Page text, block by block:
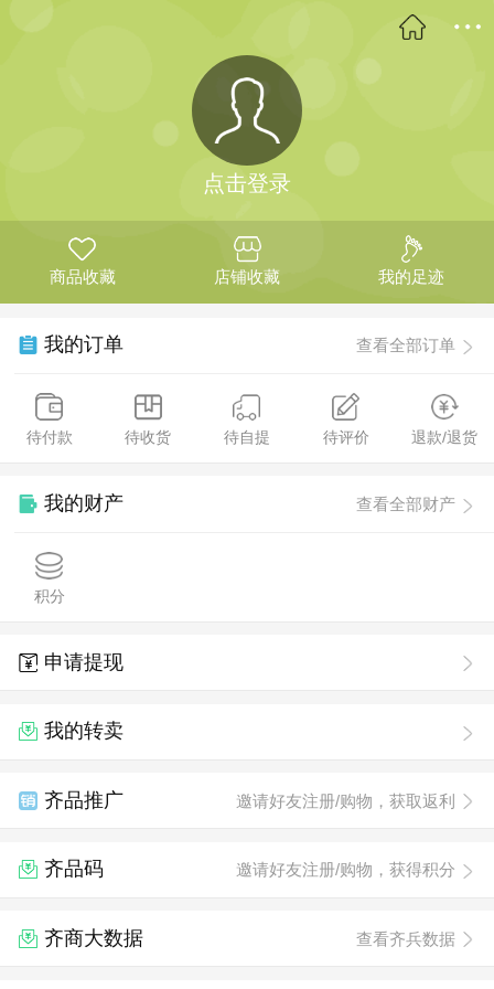
点击登录
商品收藏 店铺收藏 我的足迹
我的订单 查看全部订单
待付款 待收货 待自提 待评价 退款/退货
我的财产 查看全部财产
积分
申请提现
我的转卖
齐品推广 邀请好友注册/购物，获取返利
齐品码 邀请好友注册/购物，获得积分
齐商大数据 查看齐兵数据